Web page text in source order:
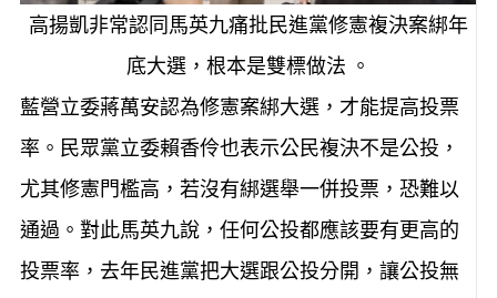
高揚凱非常認同馬英九痛批民進黨修憲複決案綁年
底大選，根本是雙標做法 。
藍營立委蔣萬安認為修憲案綁大選，才能提高投票
率。民眾黨立委賴香伶也表示公民複決不是公投，
尤其修憲門檻高，若沒有綁選舉一併投票，恐難以
通過。對此馬英九說，任何公投都應該要有更高的
投票率，去年民進黨把大選跟公投分開，讓公投無